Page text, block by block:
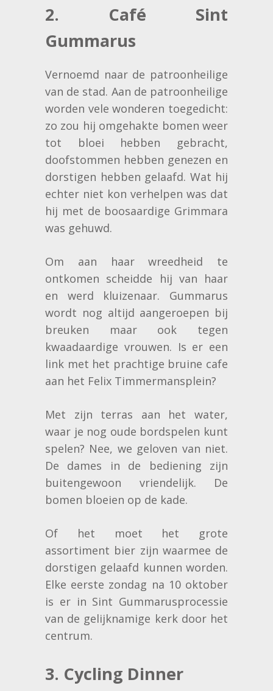
2. Café Sint
Gummarus
Vernoemd naar de patroonheilige
van de stad. Aan de patroonheilige
worden vele wonderen toegedicht:
zo zou hij omgehakte bomen weer
tot bloei hebben gebracht,
doofstommen hebben genezen en
dorstigen hebben gelaafd. Wat hij
echter niet kon verhelpen was dat
hij met de boosaardige Grimmara
was gehuwd.
Om aan haar wreedheid te
ontkomen scheidde hij van haar
en werd kluizenaar. Gummarus
wordt nog altijd aangeroepen bij
breuken maar ook tegen
kwaadaardige vrouwen. Is er een
link met het prachtige bruine cafe
aan het Felix Timmermansplein?
Met zijn terras aan het water,
waar je nog oude bordspelen kunt
spelen? Nee, we geloven van niet.
De dames in de bediening zijn
buitengewoon vriendelijk. De
bomen bloeien op de kade.
Of het moet het grote
assortiment bier zijn waarmee de
dorstigen gelaafd kunnen worden.
Elke eerste zondag na 10 oktober
is er in Sint Gummarusprocessie
van de gelijknamige kerk door het
centrum.
3. Cycling Dinner